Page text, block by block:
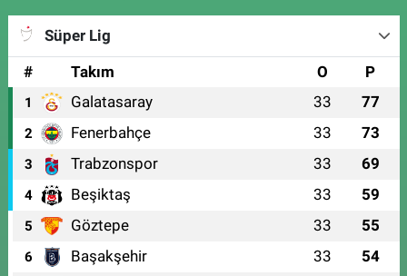
Süper Lig
#
Takım O P
1 Galatasaray 33 77
2 Fenerbahçe 33 73
3 Trabzonspor 33 69
4 Beşiktaş 33 59
5 Göztepe 33 55
6 Başakşehir 33 54